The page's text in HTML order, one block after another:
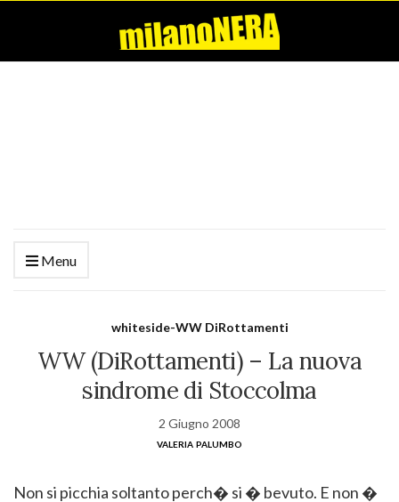
Menu
whiteside-WW DiRottamenti
WW (DiRottamenti) – La nuova
sindrome di Stoccolma
2 Giugno 2008
valeria palumbo
Non si picchia soltanto perch� si � bevuto. E non �